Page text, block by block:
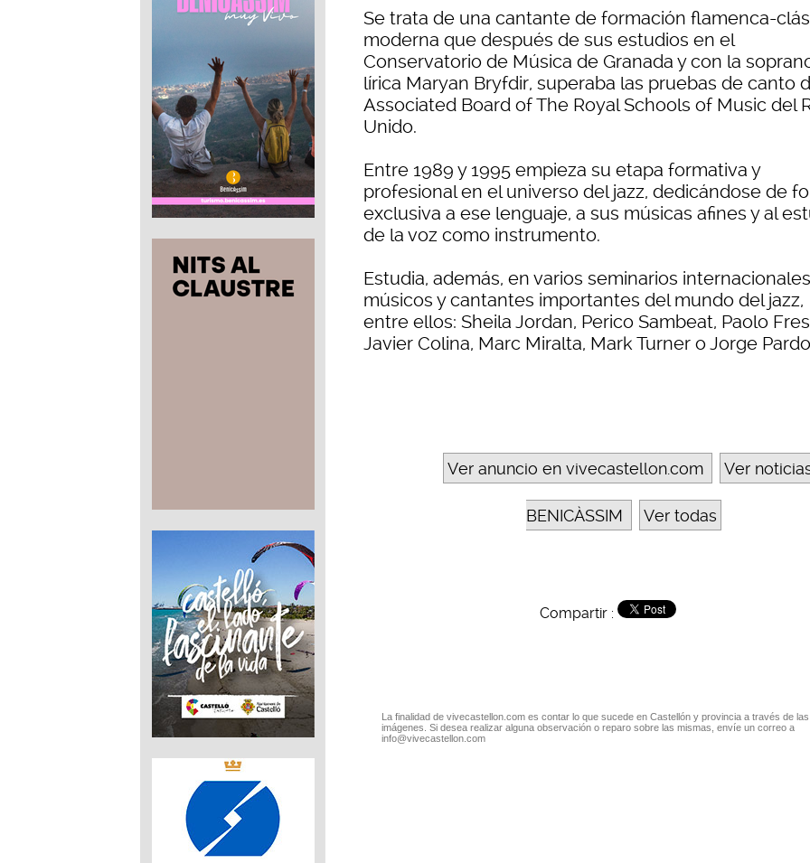
Se trata de una cantante de formación flamenca-
moderna que después de sus estudios en el
Conservatorio de Música de Granada y con la
lírica Maryan Bryfdir, superaba las pruebas de canto
Associated Board of The Royal Schools of Music del
Unido.
Entre 1989 y 1995 empieza su etapa formativa y
profesional en el universo del jazz, dedicándose de
exclusiva a ese lenguaje, a sus músicas afines y al
de la voz como instrumento.
Estudia, además, en varios seminarios
músicos y cantantes importantes del mundo del jazz,
entre ellos: Sheila Jordan, Perico Sambeat, Paolo
Javier Colina, Marc Miralta, Mark Turner o Jorge
Ver anuncio en vivecastellon.com Ver
BENICÀSSIM Ver todas
Compartir :
La finalidad de vivecastellon.com es contar lo que sucede en Castellón y provincia a través de las
imágenes. Si desea realizar alguna observación o reparo sobre las mismas, envíe un correo a
info@vivecastellon.com